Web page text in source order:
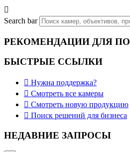

Search bar
РЕКОМЕНДАЦИИ ДЛЯ
БЫСТРЫЕ ССЫЛКИ
 Нужна поддержка?
 Смотреть все камеры
 Смотреть новую продукцию
 Поиск решений для бизнеса
НЕДАВНИЕ ЗАПРОСЫ